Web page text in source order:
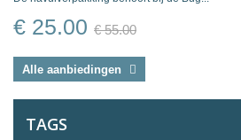
€ 25.00 € 55.00
Alle aanbiedingen
TAGS